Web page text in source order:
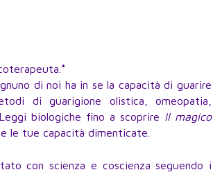
*
di noi ha in se la capacità di guarire
di guarigione olistica, omeopatia,
biologiche fino a scoprire Il magico
le tue capacità dimenticate.
con scienza e coscienza seguendo i